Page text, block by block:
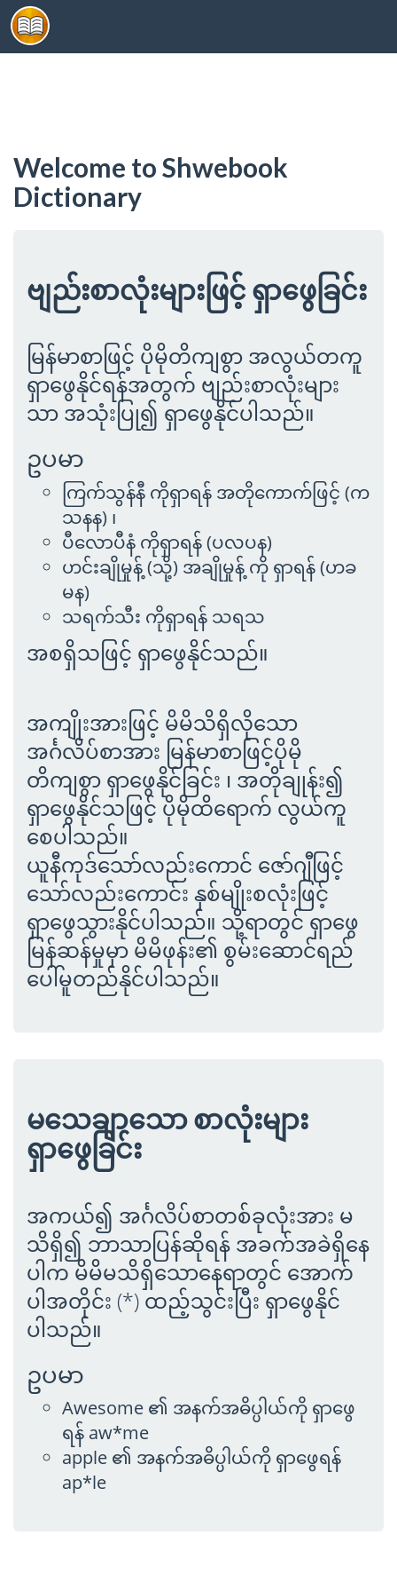
Welcome to Shwebook
Dictionary
ဗျည်းစာလုံးများဖြင့် ရှာဖွေခြင်း
မြန်မာစာဖြင့် ပိုမိုတိကျစွာ အလွယ်တကူ
ရှာဖွေနိုင်ရန်အတွက် ဗျည်းစာလုံးများ
သာ အသုံးပြု၍ ရှာဖွေနိုင်ပါသည်။
ဥပမာ
ကြက်သွန်နီ ကိုရှာရန် အတိုကောက်ဖြင့် (က
သနန) ၊
ပီလောပီနံ ကိုရှာရန် (ပလပန)
ဟင်းချိုမှုန့် (သို့) အချိုမှုန့် ကို ရှာရန် (ဟခ
မန)
သရက်သီး ကိုရှာရန် သရသ
အစရှိသဖြင့် ရှာဖွေနိုင်သည်။
အကျိုးအားဖြင့် မိမိသိရှိလိုသော
အင်္ဂလိပ်စာအား မြန်မာစာဖြင့်ပိုမို
တိကျစွာ ရှာဖွေနိုင်ခြင်း ၊ အတိုချုန်း၍
ရှာဖွေနိုင်သဖြင့် ပိုမိုထိရောက် လွယ်ကူ
စေပါသည်။
ယူနီကုဒ်သော်လည်းကောင် ဇော်ဂျီဖြင့်
သော်လည်းကောင်း နှစ်မျိုးစလုံးဖြင့်
ရှာဖွေသွားနိုင်ပါသည်။ သို့ရာတွင် ရှာဖွေ
မြန်ဆန်မှုမှာ မိမိဖုန်း၏ စွမ်းဆောင်ရည်
ပေါ်မူတည်နိုင်ပါသည်။
မသေချာသော စာလုံးများ
ရှာဖွေခြင်း
အကယ်၍ အင်္ဂလိပ်စာတစ်ခုလုံးအား မ
သိရှိ၍ ဘာသာပြန်ဆိုရန် အခက်အခဲရှိနေ
ပါက မိမိမသိရှိသောနေရာတွင် အောက်
ပါအတိုင်း (*) ထည့်သွင်းပြီး ရှာဖွေနိုင်
ပါသည်။
ဥပမာ
Awesome ၏ အနက်အဓိပ္ပါယ်ကို ရှာဖွေ
ရန် aw*me
apple ၏ အနက်အဓိပ္ပါယ်ကို ရှာဖွေရန်
ap*le